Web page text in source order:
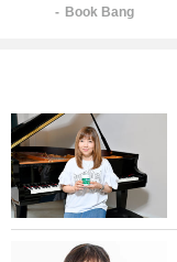
Book Bang